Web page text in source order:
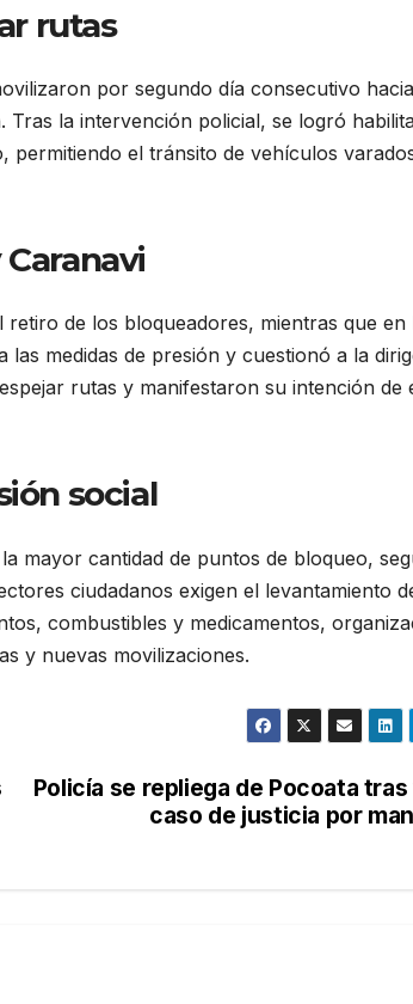
rutas
por segundo día consecutivo
la intervención policial, se logró
permitiendo el tránsito de vehículos
de los bloqueadores, mientras que
medidas de presión y cuestionó a la
rutas y manifestaron su intención de
social
mayor cantidad de puntos de bloqueo,
ciudadanos exigen el levantamiento
combustibles y medicamentos,
y nuevas movilizaciones.
Policía se repliega de Pocoata
caso de justicia por